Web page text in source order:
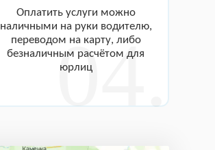
Оплатить услуги можно
наличными на руки водителю,
переводом на карту, либо
безналичным расчётом для
юрлиц